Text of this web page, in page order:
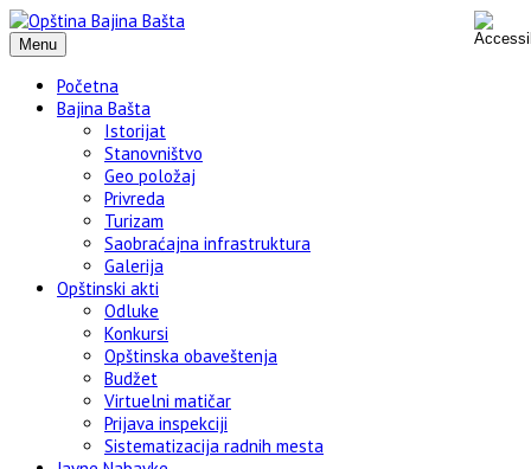
Menu
Početna
Bajina Bašta
Istorijat
Stanovništvo
Geo položaj
Privreda
Turizam
Saobraćajna infrastruktura
Galerija
Opštinski akti
Odluke
Konkursi
Opštinska obaveštenja
Budžet
Virtuelni matičar
Prijava inspekciji
Sistematizacija radnih mesta